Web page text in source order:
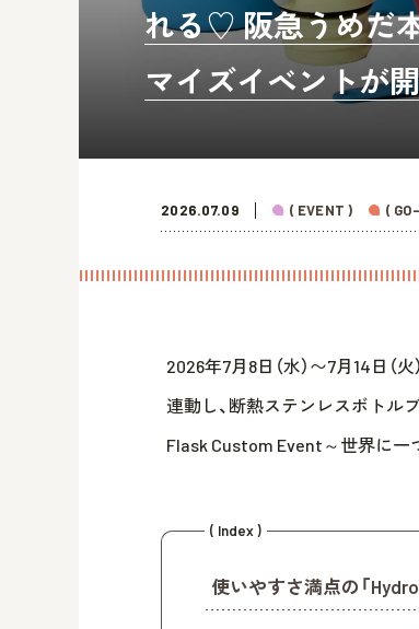
れる♡ 阪急うめだ
マイズイベントが
2026.07.09 ( EVENT ) (
2026年7月8日（水）〜7月14日（
連動し、断熱ステンレスボトル
Flask Custom Event～世界に一
( Index )
使いやすさ満点の「Hydro